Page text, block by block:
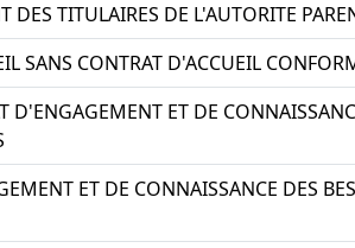
TITULAIRES DE L'AUTORITE
SANS CONTRAT D'ACCUEIL
D'ENGAGEMENT ET DE
ET DE CONNAISSANCE DES